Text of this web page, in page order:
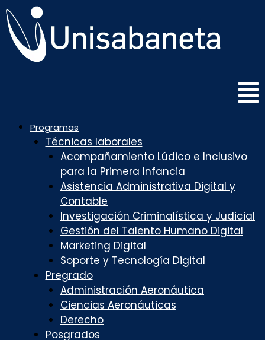
Saltar
al
contenido
Programas
Técnicas laborales
Acompañamiento Lúdico e Inclusivo
para la Primera Infancia
Asistencia Administrativa Digital y
Contable
Investigación Criminalística y Judicial
Gestión del Talento Humano Digital
Marketing Digital
Soporte y Tecnología Digital
Pregrado
Administración Aeronáutica
Ciencias Aeronáuticas
Derecho
Posgrados